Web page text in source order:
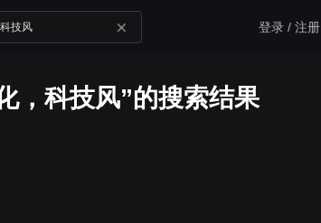
生态应用
登录 / 注册
，科技风”的搜索结果